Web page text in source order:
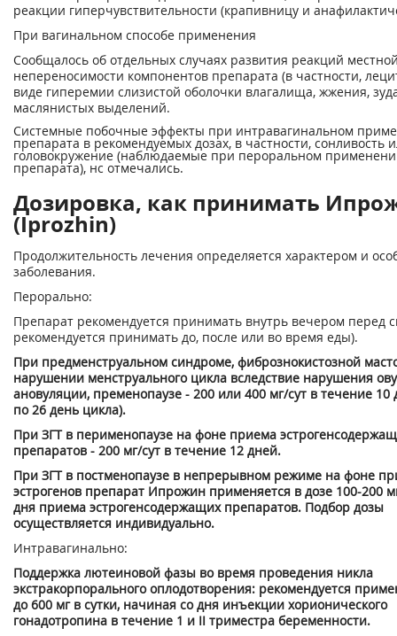
реакции гиперчувствительности (крапивницу и
При вагинальном способе применения
Сообщалось об отдельных случаях развития реакций
непереносимости компонентов препарата (в частности,
виде гиперемии слизистой оболочки влагалища, жжения,
маслянистых выделений.
Системные побочные эффекты при интравагинальном
препарата в рекомендуемых дозах, в частности, сонливость
головокружение (наблюдаемые при пероральном
препарата), нс отмечались.
Дозировка, как принимать
(Iprozhin)
Продолжительность лечения определяется характером и
заболевания.
Перорально:
Препарат рекомендуется принимать внутрь вечером перед
рекомендуется принимать до, после или во время еды).
При предменструальном синдроме, фиброзно­кистозной
нарушении менструального цикла вследствие нарушения
ановуляции, пременопаузе - 200 или 400 мг/сут в течение 10
по 26 день цикла).
При ЗГТ в перименопаузе на фоне приема
препаратов - 200 мг/сут в течение 12 дней.
При ЗГТ в постменопаузе в непрерывном режиме на фоне
эстрогенов препарат Ипрожин применяется в дозе 100-200
дня приема эстрогенсодержащих препаратов. Подбор дозы
осуществляется индивидуально.
Интравагинально:
Поддержка лютеиновой фазы во время проведения никла
экстракорпорального оплодотворения: рекомендуется
до 600 мг в сутки, начиная со дня инъекции хорионического
гонадотропина в течение 1 и II триместра беременности.